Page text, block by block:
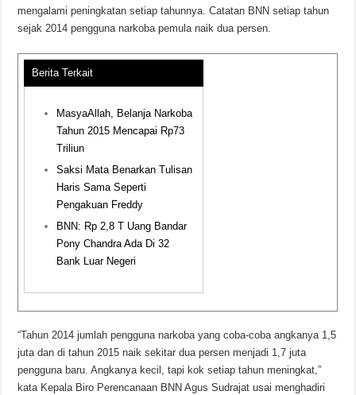
mengalami peningkatan setiap tahunnya. Catatan BNN setiap tahun
sejak 2014 pengguna narkoba pemula naik dua persen.
Berita Terkait
MasyaAllah, Belanja Narkoba
Tahun 2015 Mencapai Rp73
Triliun
Saksi Mata Benarkan Tulisan
Haris Sama Seperti
Pengakuan Freddy
BNN: Rp 2,8 T Uang Bandar
Pony Chandra Ada Di 32
Bank Luar Negeri
“Tahun 2014 jumlah pengguna narkoba yang coba-coba angkanya 1,5
juta dan di tahun 2015 naik sekitar dua persen menjadi 1,7 juta
pengguna baru. Angkanya kecil, tapi kok setiap tahun meningkat,”
kata Kepala Biro Perencanaan BNN Agus Sudrajat usai menghadiri